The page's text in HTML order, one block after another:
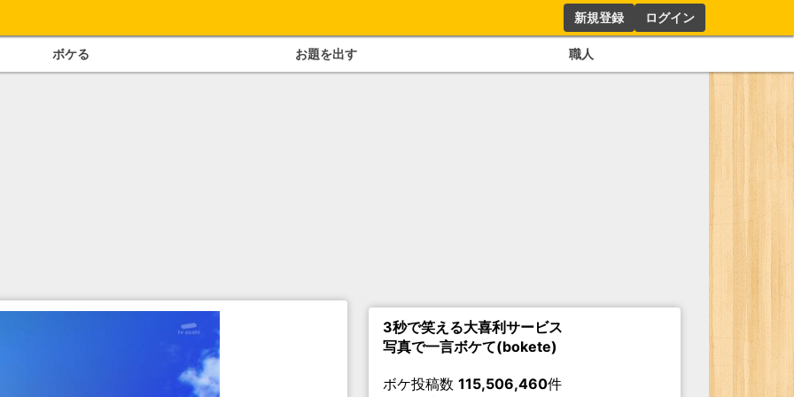
新規登録 ログイン
ボケる お題を出す 職人
3秒で笑える大喜利サービス
写真で一言ボケて(bokete)
ボケ投稿数 115,506,460件